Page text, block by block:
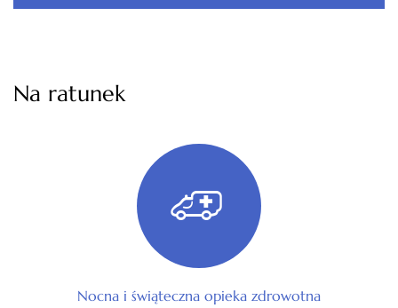
Na ratunek
Nocna i świąteczna opieka zdrowotna